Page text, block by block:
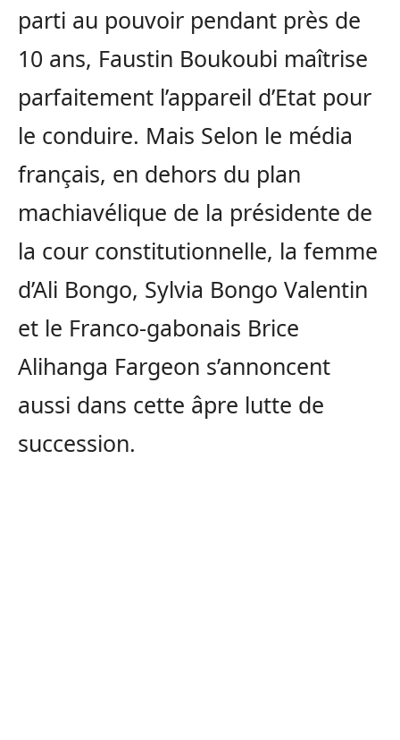
parti au pouvoir pendant près de
10 ans, Faustin Boukoubi maîtrise
parfaitement l’appareil d’Etat pour
le conduire. Mais Selon le média
français, en dehors du plan
machiavélique de la présidente de
la cour constitutionnelle, la femme
d’Ali Bongo, Sylvia Bongo Valentin
et le Franco-gabonais Brice
Alihanga Fargeon s’annoncent
aussi dans cette âpre lutte de
succession.